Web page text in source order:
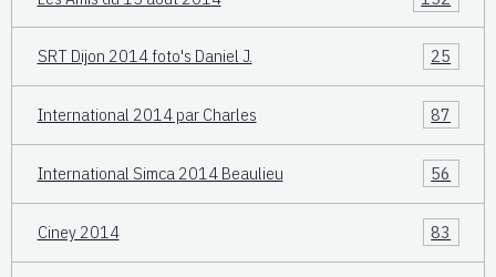
SRT Dijon 2014 foto's Daniel J. 25
International 2014 par Charles 87
International Simca 2014 Beaulieu 56
Ciney 2014 83